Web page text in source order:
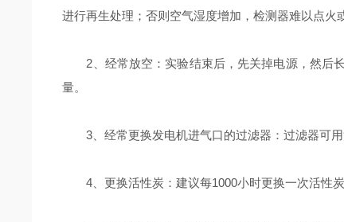
进行再生处理；否则空气湿度增加，检测器难以点火
2、经常放空：实验结束后，先关掉电源，然后长
量。
3、经常更换发电机进气口的过滤器：过滤器可用
4、更换活性炭：建议每1000小时更换一次活性炭